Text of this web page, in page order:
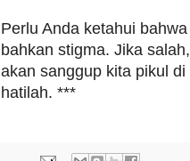
Perlu Anda ketahui
bahkan stigma. Jika
akan sanggup kita pikul
hatilah. ***